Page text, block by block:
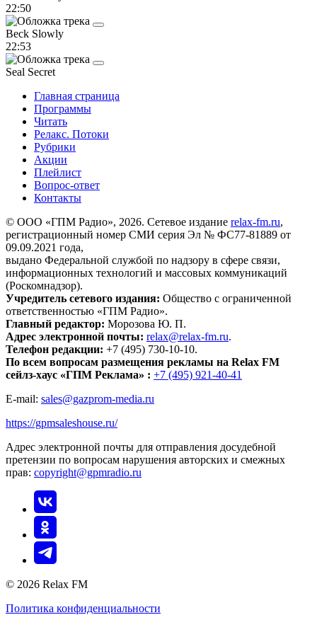
22:50
Beck Slowly
22:53
Seal Secret
Главная страница
Программы
Читать
Релакс. Потоки
Рубрики
Акции
Плейлист
Вопрос-ответ
Контакты
© ООО «ГПМ Радио», 2026. Сетевое издание relax-fm.ru,
регистрационный номер СМИ серия Эл № ФС77-81889 от
09.09.2021 года,
выдано Федеральной службой по надзору в сфере связи,
информационных технологий и массовых коммуникаций
(Роскомнадзор).
Учредитель сетевого издания: Общество с ограниченной
ответственностью «ГПМ Радио».
Главный редактор: Морозова Ю. П.
Адрес электронной почты: relax@relax-fm.ru.
Телефон редакции: +7 (495) 730-10-10.
По всем вопросам размещения рекламы на Relax FM
сейлз-хаус «ГПМ Реклама» : +7 (495) 921-40-41
E-mail: sales@gazprom-media.ru
https://gpmsaleshouse.ru/
Адрес электронной почты для отправления досудебной
претензии по вопросам нарушения авторских и смежных
прав: copyright@gpmradio.ru
© 2026 Relax FM
Политика конфиденциальности